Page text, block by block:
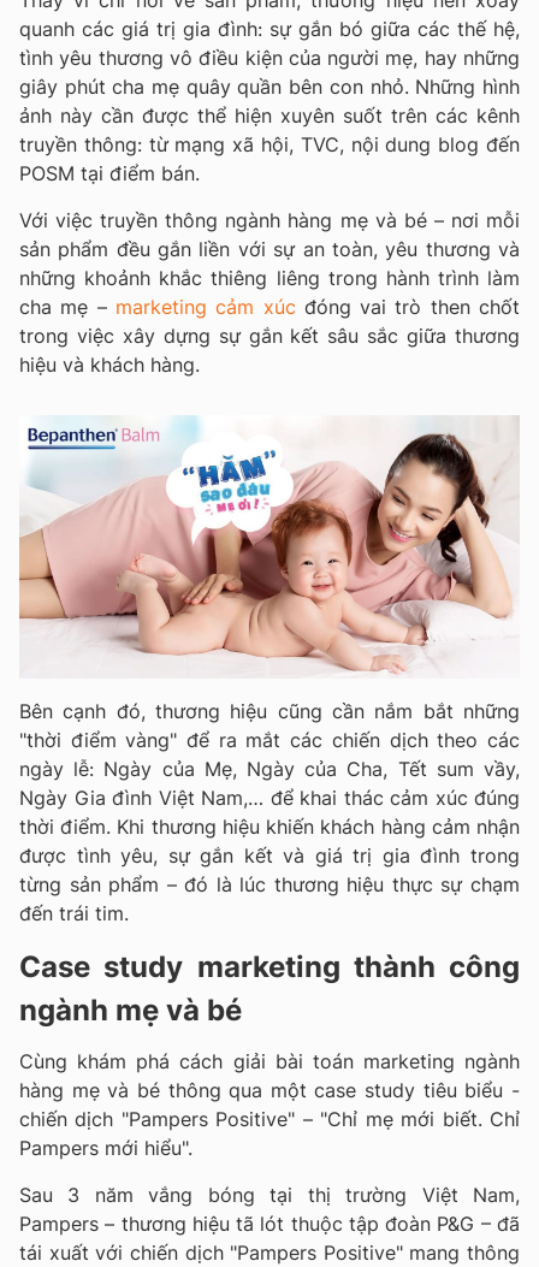
quanh các giá trị gia đình: sự gắn bó giữa các thế hệ,
tình yêu thương vô điều kiện của người mẹ, hay những
giây phút cha mẹ quây quần bên con nhỏ. Những hình
ảnh này cần được thể hiện xuyên suốt trên các kênh
truyền thông: từ mạng xã hội, TVC, nội dung blog đến
POSM tại điểm bán.
Với việc truyền thông ngành hàng mẹ và bé – nơi mỗi
sản phẩm đều gắn liền với sự an toàn, yêu thương và
những khoảnh khắc thiêng liêng trong hành trình làm
cha mẹ – marketing cảm xúc đóng vai trò then chốt
trong việc xây dựng sự gắn kết sâu sắc giữa thương
hiệu và khách hàng.
Bên cạnh đó, thương hiệu cũng cần nắm bắt những
"thời điểm vàng" để ra mắt các chiến dịch theo các
ngày lễ: Ngày của Mẹ, Ngày của Cha, Tết sum vầy,
Ngày Gia đình Việt Nam,… để khai thác cảm xúc đúng
thời điểm. Khi thương hiệu khiến khách hàng cảm nhận
được tình yêu, sự gắn kết và giá trị gia đình trong
từng sản phẩm – đó là lúc thương hiệu thực sự chạm
đến trái tim.
Case study marketing thành công
ngành mẹ và bé
Cùng khám phá cách giải bài toán marketing ngành
hàng mẹ và bé thông qua một case study tiêu biểu -
chiến dịch "Pampers Positive" – "Chỉ mẹ mới biết. Chỉ
Pampers mới hiểu".
Sau 3 năm vắng bóng tại thị trường Việt Nam,
Pampers – thương hiệu tã lót thuộc tập đoàn P&G – đã
tái xuất với chiến dịch "Pampers Positive" mang thông